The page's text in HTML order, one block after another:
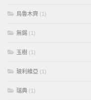
烏魯木齊 (1)
無錫 (1)
玉樹 (1)
玻利維亞 (1)
瑞典 (1)